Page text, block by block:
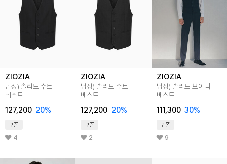
ZIOZIA
남성) 솔리드 수트
베스트
127,200 20%
쿠폰
4
ZIOZIA
남성) 솔리드 수트
베스트
127,200 20%
쿠폰
2
ZIOZIA
남성) 솔리드 브이넥
베스트
111,300 30%
쿠폰
9